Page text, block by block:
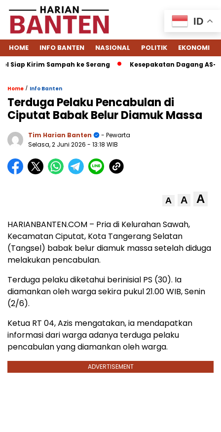
HOME INFO BANTEN NASIONAL POLITIK EKONOMI
Kirim Sampah ke Serang Kesepakatan Dagang
Home / Info Banten
Terduga Pelaku Pencabulan di
Ciputat Babak Belur Diamuk Massa
Tim Harian Banten
- Pewarta
Selasa, 2 Juni 2026 - 13:18 WIB
A A A
HARIANBANTEN.COM – Pria di Kelurahan Sawah,
Kecamatan Ciputat, Kota Tangerang Selatan
(Tangsel) babak belur diamuk massa setelah diduga
melakukan pencabulan.
Terduga pelaku diketahui berinisial PS (30). Ia
diamankan oleh warga sekira pukul 21.00 WIB, Senin
(2/6).
Ketua RT 04, Azis mengatakan, ia mendapatkan
informasi dari warga adanya terduga pelaku
pencabulan yang diamankan oleh warga.
ADVERTISEMENT
ID